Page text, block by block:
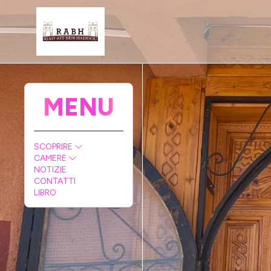
MENU
SCOPRIRE
CAMERE
NOTIZIE
CONTATTI
LIBRO